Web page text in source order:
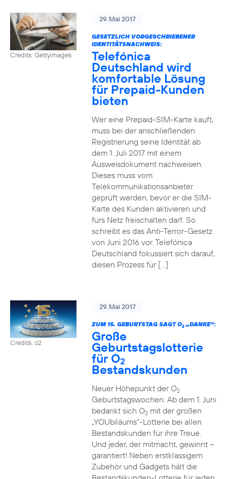
Credits: Gettyimages
29. Mai 2017
GESETZLICH VORGESCHRIEBENER
IDENTITÄTSNACHWEIS:
Telefónica
Deutschland wird
komfortable Lösung
für Prepaid-Kunden
bieten
Wer eine Prepaid-SIM-Karte kauft,
muss bei der anschließenden
Registrierung seine Identität ab
dem 1. Juli 2017 mit einem
Ausweisdokument nachweisen.
Dieses muss vom
Telekommunikationsanbieter
geprüft werden, bevor er die SIM-
Karte des Kunden aktivieren und
fürs Netz freischalten darf. So
schreibt es das Anti-Terror-Gesetz
von Juni 2016 vor. Telefónica
Deutschland fokussiert sich darauf,
diesen Prozess für […]
Credits: o2
29. Mai 2017
ZUM 15. GEBURTSTAG SAGT O2„DANKE“:
Große
Geburtstagslotterie
für O2
Bestandskunden
Neuer Höhepunkt der O2
Geburtstagswochen: Ab dem 1. Juni
bedankt sich O2mit der großen
„YOUbiläums“-Lotterie bei allen
Bestandskunden für ihre Treue.
Und jeder, der mitmacht, gewinnt –
garantiert! Neben erstklassigem
Zubehör und Gadgets hält die